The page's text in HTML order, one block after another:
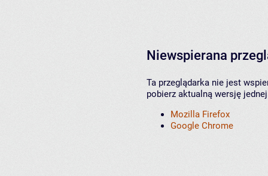
Niewspierana
Ta przeglądarka nie jest
pobierz aktualną wersję
Mozilla Firefox
Google Chrome